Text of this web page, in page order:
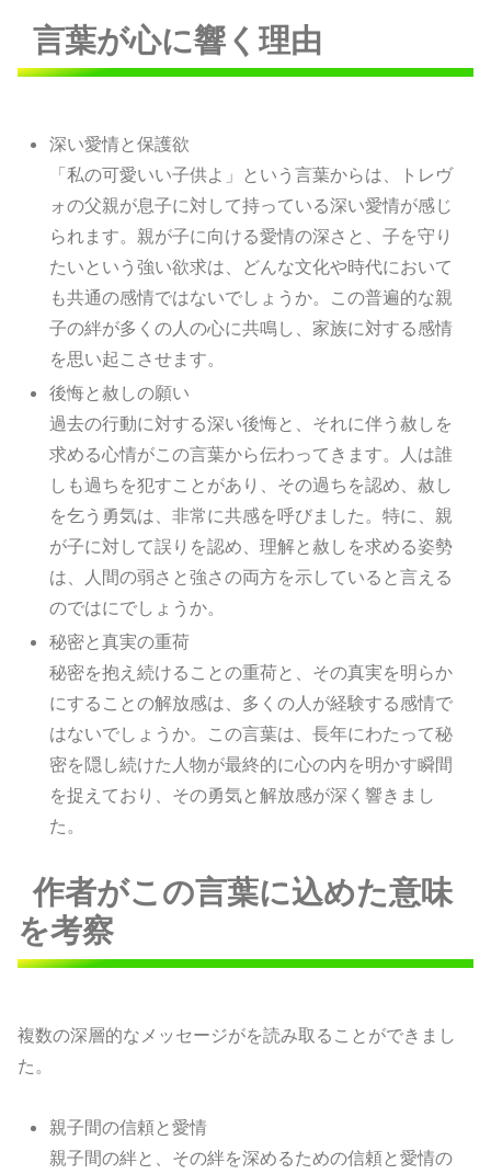
言葉が心に響く理由
深い愛情と保護欲
「私の可愛いい子供よ」という言葉からは、トレヴ
ォの父親が息子に対して持っている深い愛情が感じ
られます。親が子に向ける愛情の深さと、子を守り
たいという強い欲求は、どんな文化や時代において
も共通の感情ではないでしょうか。この普遍的な親
子の絆が多くの人の心に共鳴し、家族に対する感情
を思い起こさせます。
後悔と赦しの願い
過去の行動に対する深い後悔と、それに伴う赦しを
求める心情がこの言葉から伝わってきます。人は誰
しも過ちを犯すことがあり、その過ちを認め、赦し
を乞う勇気は、非常に共感を呼びました。特に、親
が子に対して誤りを認め、理解と赦しを求める姿勢
は、人間の弱さと強さの両方を示していると言える
のではにでしょうか。
秘密と真実の重荷
秘密を抱え続けることの重荷と、その真実を明らか
にすることの解放感は、多くの人が経験する感情で
はないでしょうか。この言葉は、長年にわたって秘
密を隠し続けた人物が最終的に心の内を明かす瞬間
を捉えており、その勇気と解放感が深く響きまし
た。
作者がこの言葉に込めた意味
を考察
複数の深層的なメッセージがを読み取ることができまし
た。
親子間の信頼と愛情
親子間の絆と、その絆を深めるための信頼と愛情の